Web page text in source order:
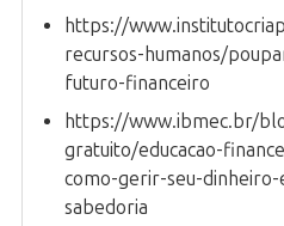
https://
recursos-humanos/
futuro-financeiro
https://www.ibmec.br/
gratuito/educacao-
como-gerir-seu-
sabedoria